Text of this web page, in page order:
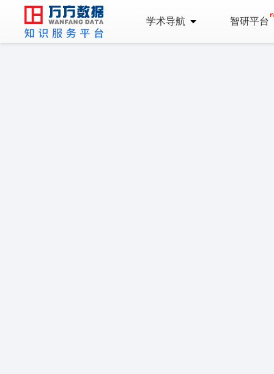
学术导航 智研平台